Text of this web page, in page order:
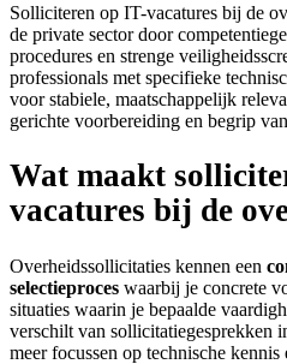
Solliciteren op IT-vacatures bij de
de private sector door
procedures en strenge
professionals met specifieke
voor stabiele, maatschappelijk
gerichte voorbereiding en begrip
Wat maakt
vacatures bij de
Overheidssollicitaties kennen een
selectieproces waarbij je concrete
situaties waarin je bepaalde
verschilt van sollicitatiegesprekken
meer focussen op technische